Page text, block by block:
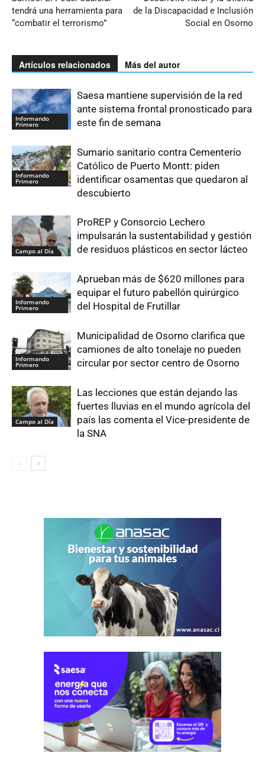
tendrá una herramienta para
“combatir el terrorismo”
de la Discapacidad e Inclusión
Social en Osorno
Artículos relacionados Más del autor
Informando
Primero
Saesa mantiene supervisión de la red
ante sistema frontal pronosticado para
este fin de semana
Informando
Primero
Sumario sanitario contra Cementerio
Católico de Puerto Montt: piden
identificar osamentas que quedaron al
descubierto
Campo al Día
ProREP y Consorcio Lechero
impulsarán la sustentabilidad y gestión
de residuos plásticos en sector lácteo
Informando
Primero
Aprueban más de $620 millones para
equipar el futuro pabellón quirúrgico
del Hospital de Frutillar
Informando
Primero
Municipalidad de Osorno clarifica que
camiones de alto tonelaje no pueden
circular por sector centro de Osorno
Campo al Día
Las lecciones que están dejando las
fuertes lluvias en el mundo agrícola del
país las comenta el Vice-presidente de
la SNA